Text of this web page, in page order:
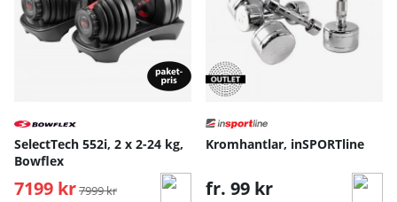
SelectTech 552i, 2 x 2-24 kg,
Bowflex
7199 krOrdinarie pris:
7999 kr
Kromhantlar, inSPORTline
fr. 99 kr